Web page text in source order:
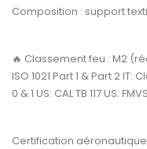
Composition : support
🔥 Classement feu : M2
ISO 1021 Part 1 & Part 2 IT:
0 & 1 US: CAL TB 117 US:
Certification aéronautique